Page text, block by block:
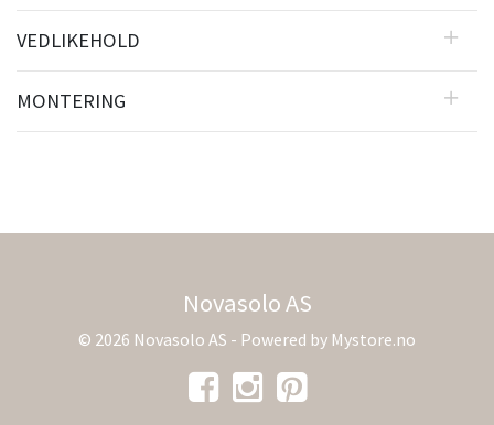
VEDLIKEHOLD
MONTERING
Novasolo AS
© 2026 Novasolo AS - Powered by Mystore.no